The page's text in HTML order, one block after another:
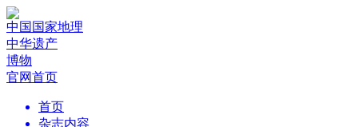
中国国家地理
中华遗产
博物
官网首页
首页
杂志内容